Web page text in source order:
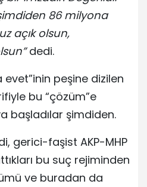
86 milyona
açık olsun,
dedi.
evet”inin peşine dizilen
bu “çözüm”e
başladılar şimdiden.
gerici-faşist AKP-MHP
bu suç rejiminden
ve buradan da